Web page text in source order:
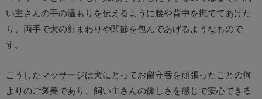
い主さんの手の温もりを伝えるように腰や背中を撫でてあげた
り、両手で犬の顔まわりや関節を包んであげるようなもので
す。
こうしたマッサージは犬にとってお留守番を頑張ったことの何
よりのご褒美であり、飼い主さんの優しさを感じで安心できる